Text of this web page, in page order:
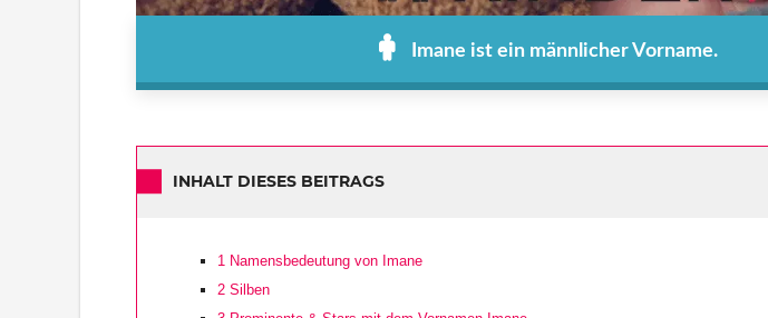
Imane ist ein männlicher Vorname.
INHALT DIESES BEITRAGS
1 Namensbedeutung von Imane
2 Silben